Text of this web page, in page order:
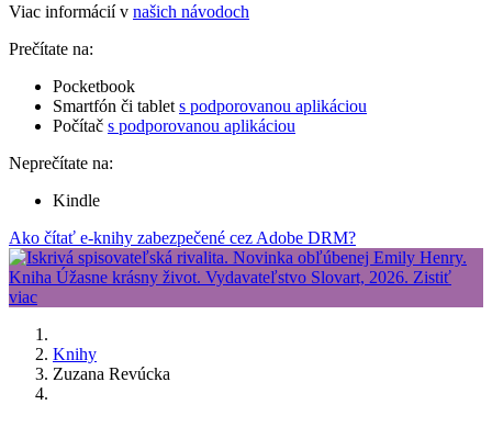
Viac informácií v našich návodoch
Prečítate na:
Pocketbook
Smartfón či tablet s podporovanou aplikáciou
Počítač s podporovanou aplikáciou
Neprečítate na:
Kindle
Ako čítať e-knihy zabezpečené cez Adobe DRM?
Knihy
Zuzana Revúcka